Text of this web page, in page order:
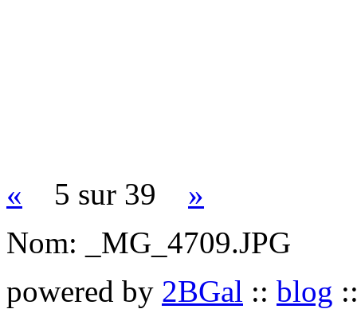
« 5 sur 39 »
Nom:
_MG_4709.JPG
powered by 2BGal :: blog